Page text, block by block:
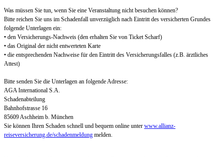
Was müssen Sie tun, wenn Sie eine Veranstaltung nicht besuchen können?
Bitte reichen Sie uns im Schadenfall unverzüglich nach Eintritt des versicherten Grundes
folgende Unterlagen ein:
• den Versicherungs-Nachweis (den erhalten Sie von Ticket Scharf)
• das Original der nicht entwerteten Karte
• die entsprechenden Nachweise für den Eintritt des Versicherungsfalles (z.B. ärztliches
Attest)
Bitte senden Sie die Unterlagen an folgende Adresse:
AGA International S.A.
Schadenabteilung
Bahnhofstrasse 16
85609 Aschheim b. München
Sie können Ihren Schaden schnell und bequem online unter www.allianz-
reiseversicherung.de/schadenmeldung melden.